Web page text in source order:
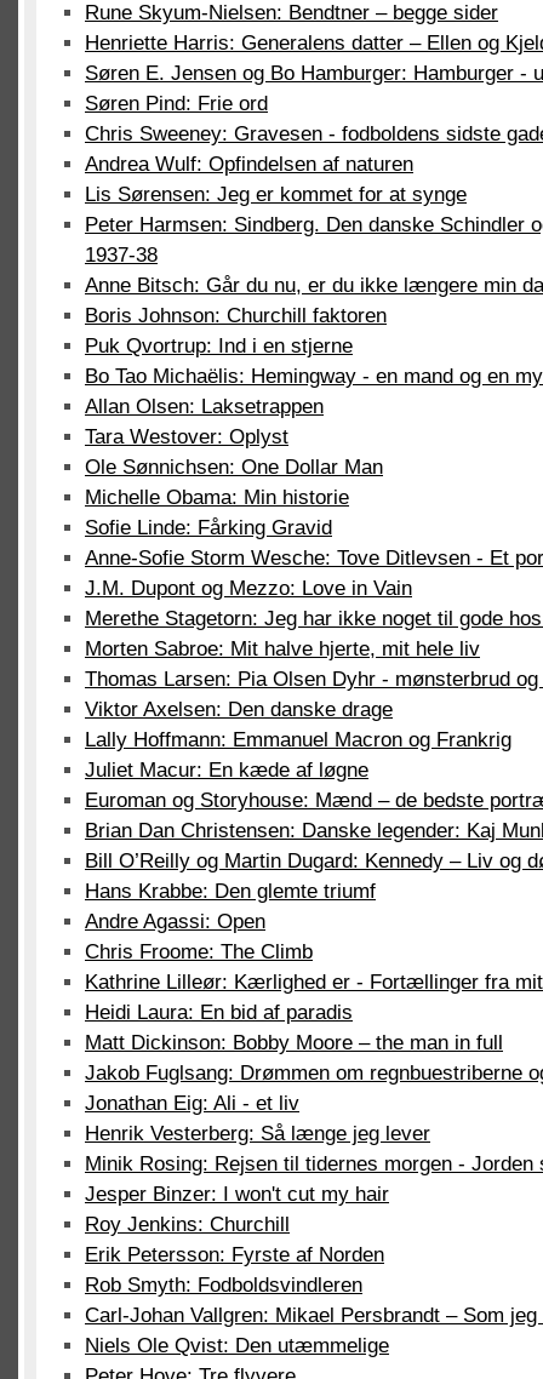
Rune Skyum-Nielsen: Bendtner – begge sider
Henriette Harris: Generalens datter – Ellen og
Søren E. Jensen og Bo Hamburger: Hamburger -
Søren Pind: Frie ord
Chris Sweeney: Gravesen - fodboldens sidste
Andrea Wulf: Opfindelsen af naturen
Lis Sørensen: Jeg er kommet for at synge
Peter Harmsen: Sindberg. Den danske Schindler
1937-38
Anne Bitsch: Går du nu, er du ikke længere min
Boris Johnson: Churchill faktoren
Puk Qvortrup: Ind i en stjerne
Bo Tao Michaëlis: Hemingway - en mand og en
Allan Olsen: Laksetrappen
Tara Westover: Oplyst
Ole Sønnichsen: One Dollar Man
Michelle Obama: Min historie
Sofie Linde: Fårking Gravid
Anne-Sofie Storm Wesche: Tove Ditlevsen - Et
J.M. Dupont og Mezzo: Love in Vain
Merethe Stagetorn: Jeg har ikke noget til gode
Morten Sabroe: Mit halve hjerte, mit hele liv
Thomas Larsen: Pia Olsen Dyhr - mønsterbrud og
Viktor Axelsen: Den danske drage
Lally Hoffmann: Emmanuel Macron og Frankrig
Juliet Macur: En kæde af løgne
Euroman og Storyhouse: Mænd – de bedste
Brian Dan Christensen: Danske legender: Kaj
Bill O’Reilly og Martin Dugard: Kennedy – Liv og
Hans Krabbe: Den glemte triumf
Andre Agassi: Open
Chris Froome: The Climb
Kathrine Lilleør: Kærlighed er - Fortællinger fra
Heidi Laura: En bid af paradis
Matt Dickinson: Bobby Moore – the man in full
Jakob Fuglsang: Drømmen om regnbuestriberne
Jonathan Eig: Ali - et liv
Henrik Vesterberg: Så længe jeg lever
Minik Rosing: Rejsen til tidernes morgen - Jorden
Jesper Binzer: I won't cut my hair
Roy Jenkins: Churchill
Erik Petersson: Fyrste af Norden
Rob Smyth: Fodboldsvindleren
Carl-Johan Vallgren: Mikael Persbrandt – Som
Niels Ole Qvist: Den utæmmelige